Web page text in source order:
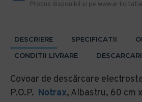
Produs disponibil si pe www.e-
DESCRIERE SPECIFICATII
CONDITII LIVRARE
DESCARCARI
Covoar de descărcare
P.O.P. Notrax, Albastru, 60 cm